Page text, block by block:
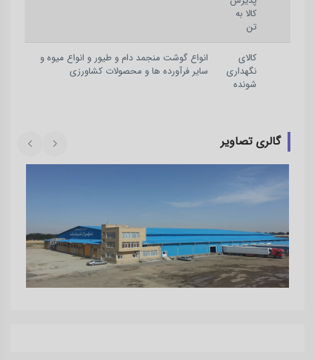
کالا به
تن
کالای
نگهداری
شونده
انواع گوشت منجمد دام و طیور و انواع میوه و
سایر فرآورده ها و محصولات کشاورزی
گالری تصاویر